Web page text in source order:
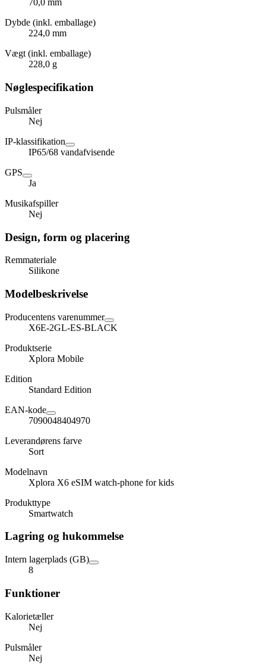
70,0 mm
Dybde (inkl. emballage)
224,0 mm
Vægt (inkl. emballage)
228,0 g
Nøglespecifikation
Pulsmåler
Nej
IP-klassifikation
IP65/68 vandafvisende
GPS
Ja
Musikafspiller
Nej
Design, form og placering
Remmateriale
Silikone
Modelbeskrivelse
Producentens varenummer
X6E-2GL-ES-BLACK
Produktserie
Xplora Mobile
Edition
Standard Edition
EAN-kode
7090048404970
Leverandørens farve
Sort
Modelnavn
Xplora X6 eSIM watch-phone for kids
Produkttype
Smartwatch
Lagring og hukommelse
Intern lagerplads (GB)
8
Funktioner
Kalorietæller
Nej
Pulsmåler
Nej